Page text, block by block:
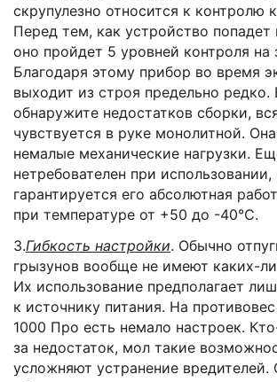
скрупулезно относится к контролю
Перед тем, как устройство попадет
оно пройдет 5 уровней контроля на
Благодаря этому прибор во время
выходит из строя предельно
обнаружите недостатков сборки,
чувствуется в руке монолитной.
немалые механические нагрузки.
нетребователен при
гарантируется его абсолютная
при температуре от +50 до -40°C.
3.Гибкость настройки. Обычно
грызунов вообще не имеют каких-
Их использование предполагает
к источнику питания. На
1000 Про есть немало настроек.
за недостаток, мол такие
усложняют устранение вредителей.